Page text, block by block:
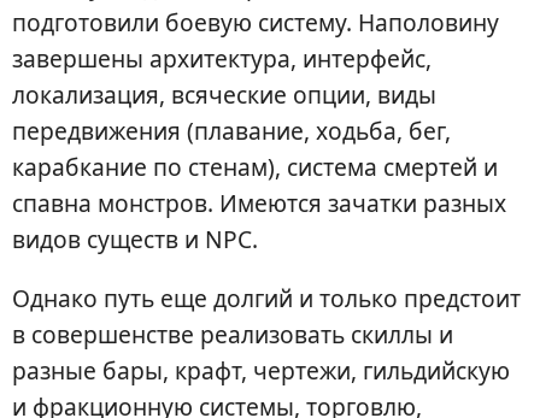
подготовили боевую систему. Наполовину
завершены архитектура, интерфейс,
локализация, всяческие опции, виды
передвижения (плавание, ходьба, бег,
карабкание по стенам), система смертей и
спавна монстров. Имеются зачатки разных
видов существ и NPC.
Однако путь еще долгий и только предстоит
в совершенстве реализовать скиллы и
разные бары, крафт, чертежи, гильдийскую
и фракционную системы, торговлю,